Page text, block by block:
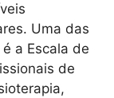
Uma das
a Escala de
de